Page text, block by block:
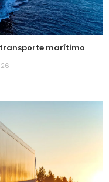
transporte marítimo